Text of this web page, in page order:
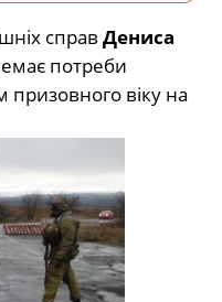
справ Дениса
потреби
призовного віку на